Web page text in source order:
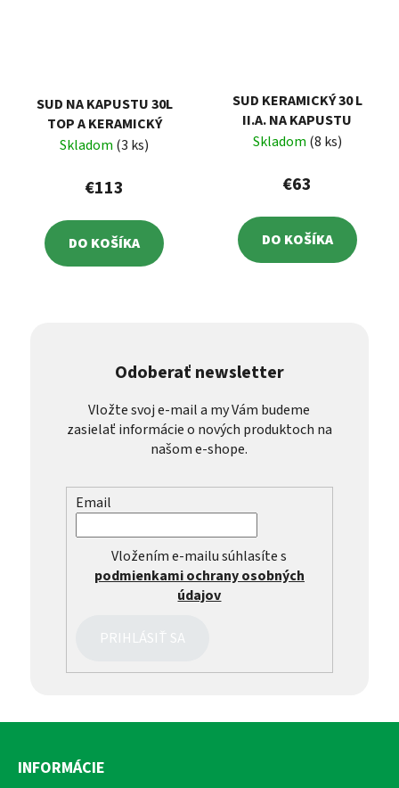
SUD NA KAPUSTU 30L
TOP A KERAMICKÝ
Skladom (3 ks)
€113
DO KOŠÍKA
SUD KERAMICKÝ 30 L
II.A. NA KAPUSTU
Skladom (8 ks)
€63
DO KOŠÍKA
Odoberať newsletter
Vložte svoj e-mail a my Vám budeme
zasielať informácie o nových produktoch na
našom e-shope.
Email
Vložením e-mailu súhlasíte s
podmienkami ochrany osobných
údajov
PRIHLÁSIŤ SA
Z
INFORMÁCIE